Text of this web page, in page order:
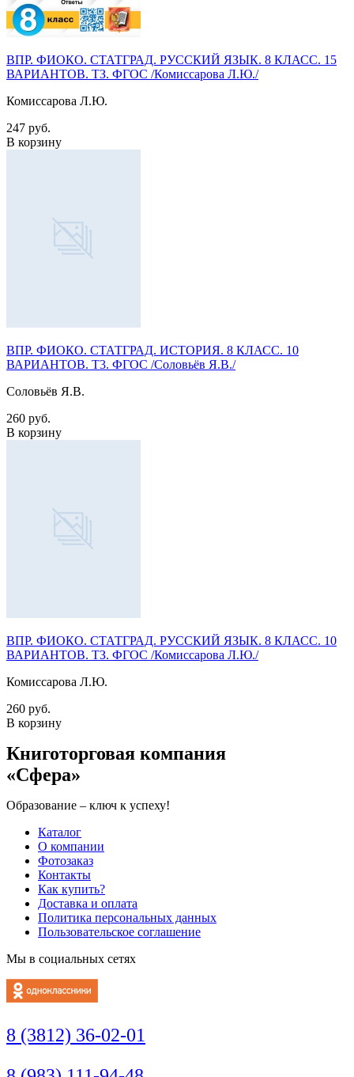
ВПР. ФИОКО. СТАТГРАД. РУССКИЙ ЯЗЫК. 8 КЛАСС. 15
ВАРИАНТОВ. ТЗ. ФГОС /Комиссарова Л.Ю./
Комиссарова Л.Ю.
247 руб.
В корзину
ВПР. ФИОКО. СТАТГРАД. ИСТОРИЯ. 8 КЛАСС. 10
ВАРИАНТОВ. Т3. ФГОС /Соловьёв Я.В./
Соловьёв Я.В.
260 руб.
В корзину
ВПР. ФИОКО. СТАТГРАД. РУССКИЙ ЯЗЫК. 8 КЛАСС. 10
ВАРИАНТОВ. ТЗ. ФГОС /Комиссарова Л.Ю./
Комиссарова Л.Ю.
260 руб.
В корзину
Книготорговая компания
«Сфера»
Образование – ключ к успеху!
Каталог
О компании
Фотозаказ
Контакты
Как купить?
Доставка и оплата
Политика персональных данных
Пользовательское соглашение
Мы в социальных сетях
8 (3812) 36-02-01